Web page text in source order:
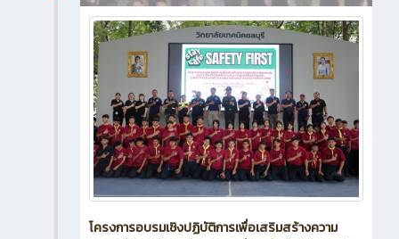
7 ชั่วโมง ที่ผ่านมา
News